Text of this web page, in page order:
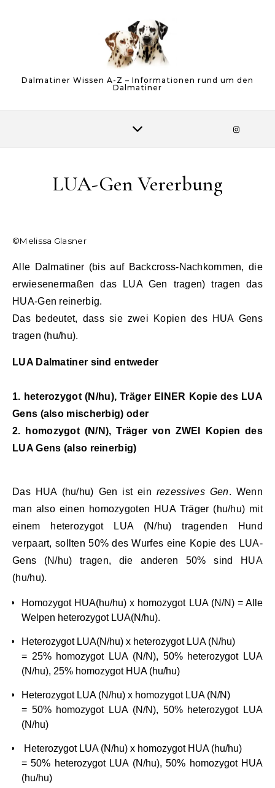
Dalmatiner Wissen A-Z – Informationen rund um den
Dalmatiner
LUA-Gen Vererbung
©Melissa Glasner
Alle Dalmatiner (bis auf Backcross-Nachkommen, die
erwiesenermaßen das LUA Gen tragen) tragen das
HUA-Gen reinerbig.
Das bedeutet, dass sie zwei Kopien des HUA Gens
tragen (hu/hu).
LUA Dalmatiner sind entweder
1. heterozygot (N/hu), Träger EINER Kopie des LUA
Gens (also mischerbig) oder
2. homozygot (N/N), Träger von ZWEI Kopien des
LUA Gens (also reinerbig)
Das HUA (hu/hu) Gen ist ein rezessives Gen. Wenn
man also einen homozygoten HUA Träger (hu/hu) mit
einem heterozygot LUA (N/hu) tragenden Hund
verpaart, sollten 50% des Wurfes eine Kopie des LUA-
Gens (N/hu) tragen, die anderen 50% sind HUA
(hu/hu).
Homozygot HUA(hu/hu) x homozygot LUA (N/N) = Alle
Welpen heterozygot LUA(N/hu).
Heterozygot LUA(N/hu) x heterozygot LUA (N/hu)
= 25% homozygot LUA (N/N), 50% heterozygot LUA
(N/hu), 25% homozygot HUA (hu/hu)
Heterozygot LUA (N/hu) x homozygot LUA (N/N)
= 50% homozygot LUA (N/N), 50% heterozygot LUA
(N/hu)
Heterozygot LUA (N/hu) x homozygot HUA (hu/hu)
= 50% heterozygot LUA (N/hu), 50% homozygot HUA
(hu/hu)